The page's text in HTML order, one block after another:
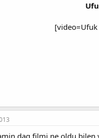
[video=Ufuk
dag filmi ne oldu bilen